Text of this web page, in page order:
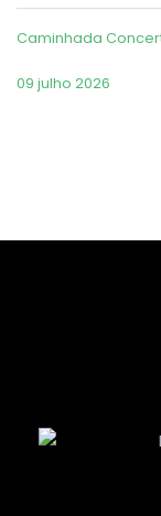
Caminhada
09 julho 2026